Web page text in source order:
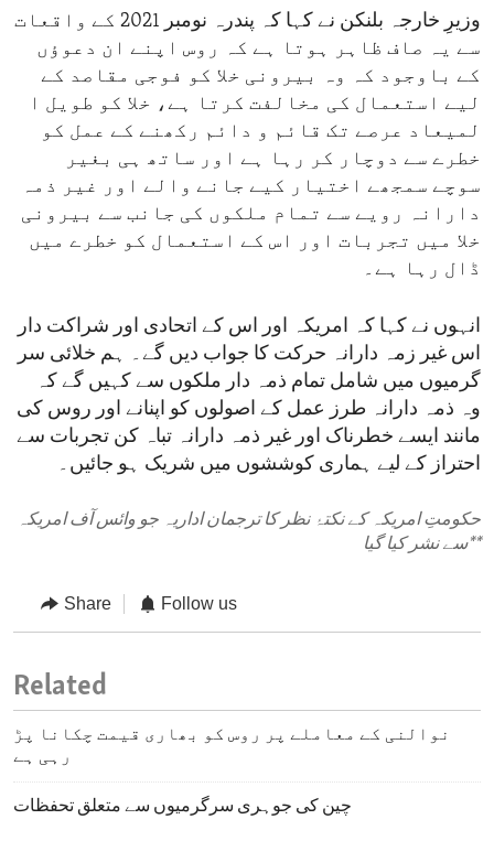
وزیرِ خارجہ بلنکن نے کہا کہ پندرہ نومبر 2021 کے واقعات
سے یہ صاف ظاہر ہوتا ہے کہ روس اپنے ان دعوؤں
کے باوجود کہ وہ بیرونی خلا کو فوجی مقاصد کے
لیے استعمال کی مخالفت کرتا ہے، خلا کو طویل ا
لمیعاد عرصے تک قائم و دائم رکھنے کے عمل کو
خطرے سے دوچار کر رہا ہے اور ساتھ ہی بغیر
سوچے سمجھے اختیار کیے جانے والے اور غیر ذمہ
دارانہ رویے سے تمام ملکوں کی جانب سے بیرونی
خلا میں تجربات اور اس کے استعمال کو خطرے میں
ڈال رہا ہے۔
انہوں نے کہا کہ امریکہ اور اس کے اتحادی اور شراکت دار
اس غیر زمہ دارانہ حرکت کا جواب دیں گے۔ ہم خلائی سر
گرمیوں میں شامل تمام ذمہ دار ملکوں سے کہیں گے کہ
وہ ذمہ دارانہ طرز عمل کے اصولوں کو اپنانے اور روس کی
مانند ایسے خطرناک اور غیر ذمہ دارانہ تباہ کن تجربات سے
احتراز کے لیے ہماری کوششوں میں شریک ہو جائیں۔
حکومتِ امریکہ کے نکتۂ نظر کا ترجمان اداریہ جو وائس آف امریکہ
سے نشر کیا گیا**
Share Follow us
Related
نوالنی کے معاملے پر روس کو بھاری قیمت چکانا پڑ
رہی ہے
چین کی جوہری سرگرمیوں سے متعلق تحفظات